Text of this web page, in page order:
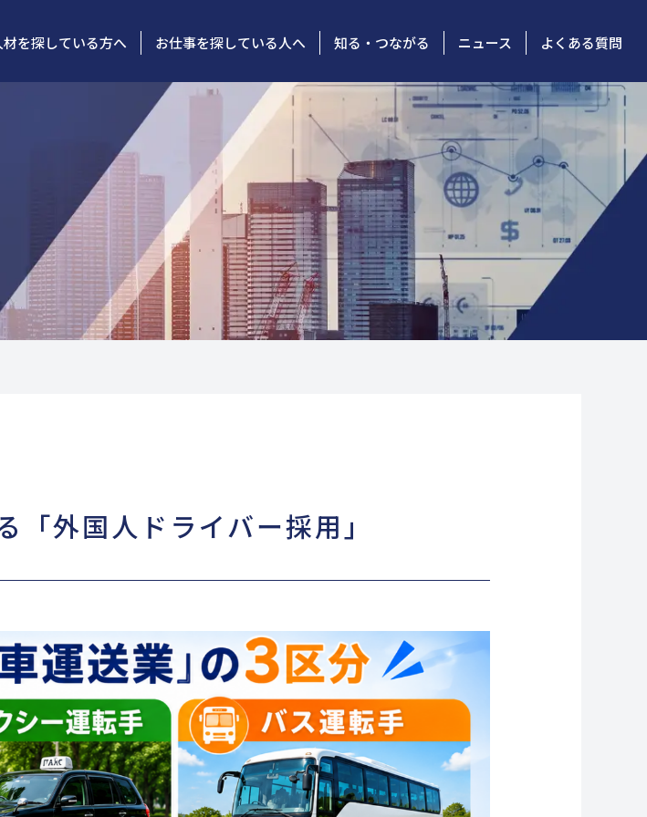
材を探している方へ お仕事を探している人へ 知る・つながる ニュース よくある質問
「外国人ドライバー採用」